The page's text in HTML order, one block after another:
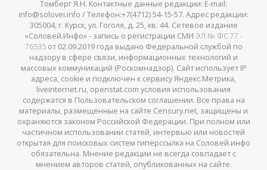
Томберг Я.Н. Контактные данные редакции: E-mail:
info@solovei.info / Телефон:+7(4712) 54-15-57. Адрес редакции:
305004, г. Курск, ул. Гоголя, д. 25, кв. 44. Сетевое издание
«Соловей.Инфо» - запись о регистрации СМИ ЭЛ № ФС 77 -
76535от 02.09.2019 года выдано Федеральной службой по
надзору в сфере связи, информационных технологий и
массовых коммуникаций (Роскомнадзор). Сайт использует IP
адреса, cookie и подключен к сервису Яндекс.Метрика,
liveinternet.ru, openstat.com условия использования
содержатся в Пользовательском соглашении. Все права на
материалы, размещенные на сайте Censury.net, защищены и
охраняются законом Российской Федерации. При полном или
частичном использовании статей, интервью или новостей
открытая для поисковых систем гиперссылка на Соловей.инфо
обязательна. Мнение редакции не всегда совпадает с
мнением авторов статей, опубликованных на сайте.